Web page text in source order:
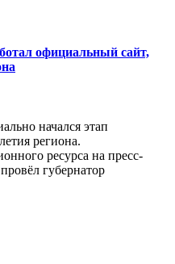
официальный сайт,
начался этап
региона.
ресурса на пресс-
губернатор